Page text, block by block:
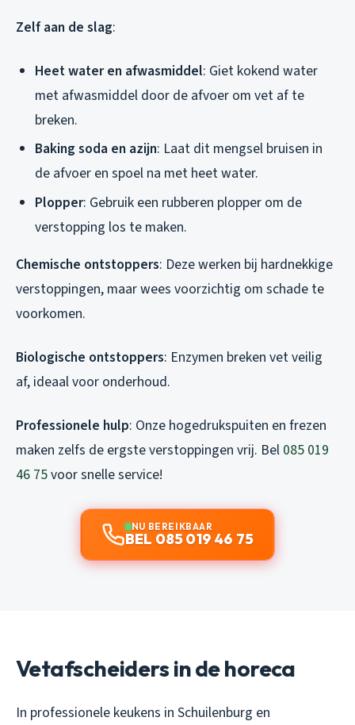
Zelf aan de slag:
Heet water en afwasmiddel: Giet kokend water
met afwasmiddel door de afvoer om vet af te
breken.
Baking soda en azijn: Laat dit mengsel bruisen in
de afvoer en spoel na met heet water.
Plopper: Gebruik een rubberen plopper om de
verstopping los te maken.
Chemische ontstoppers: Deze werken bij hardnekkige
verstoppingen, maar wees voorzichtig om schade te
voorkomen.
Biologische ontstoppers: Enzymen breken vet veilig
af, ideaal voor onderhoud.
Professionele hulp: Onze hogedrukspuiten en frezen
maken zelfs de ergste verstoppingen vrij. Bel 085 019
46 75voor snelle service!
NU BEREIKBAAR
BEL 085 019 46 75
Vetafscheiders in de horeca
In professionele keukens in Schuilenburg en